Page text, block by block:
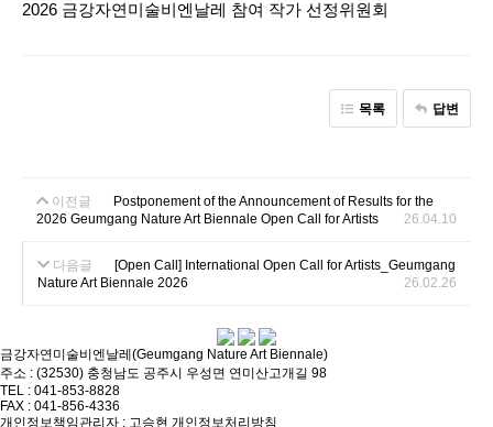
2026 금강자연미술비엔날레 참여 작가 선정위원회
목록 답변
이전글
Postponement of the Announcement of Results for the
2026 Geumgang Nature Art Biennale Open Call for Artists
26.04.10
다음글
[Open Call] International Open Call for Artists_Geumgang
Nature Art Biennale 2026
26.02.26
금강자연미술비엔날레(Geumgang Nature Art Biennale)
주소 : (32530) 충청남도 공주시 우성면 연미산고개길 98
TEL : 041-853-8828
FAX : 041-856-4336
개인정보책임관리자 : 고승현 개인정보처리방침